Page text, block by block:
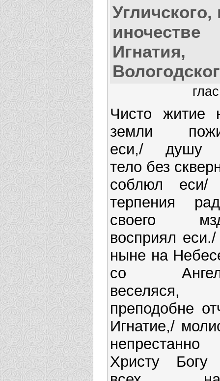
Угличского,
иночестве
Игнатия,
Чисто житие
земли
еси,/ душу
тело без
соблюл
терпения
своего
восприял
ныне на
со
веселяся,
преподобне
Игнатие,/
непрестанно
Христу